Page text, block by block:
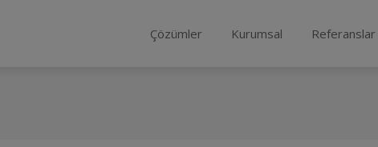
Çözümler Kurumsal Referanslar